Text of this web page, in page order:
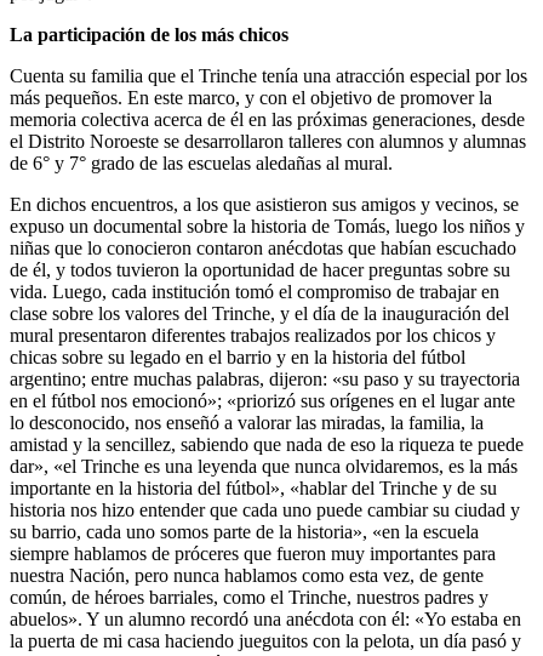
La participación de los más chicos
Cuenta su familia que el Trinche tenía una atracción especial por los
más pequeños. En este marco, y con el objetivo de promover la
memoria colectiva acerca de él en las próximas generaciones, desde
el Distrito Noroeste se desarrollaron talleres con alumnos y alumnas
de 6° y 7° grado de las escuelas aledañas al mural.
En dichos encuentros, a los que asistieron sus amigos y vecinos, se
expuso un documental sobre la historia de Tomás, luego los niños y
niñas que lo conocieron contaron anécdotas que habían escuchado
de él, y todos tuvieron la oportunidad de hacer preguntas sobre su
vida. Luego, cada institución tomó el compromiso de trabajar en
clase sobre los valores del Trinche, y el día de la inauguración del
mural presentaron diferentes trabajos realizados por los chicos y
chicas sobre su legado en el barrio y en la historia del fútbol
argentino; entre muchas palabras, dijeron: «su paso y su trayectoria
en el fútbol nos emocionó»; «priorizó sus orígenes en el lugar ante
lo desconocido, nos enseñó a valorar las miradas, la familia, la
amistad y la sencillez, sabiendo que nada de eso la riqueza te puede
dar», «el Trinche es una leyenda que nunca olvidaremos, es la más
importante en la historia del fútbol», «hablar del Trinche y de su
historia nos hizo entender que cada uno puede cambiar su ciudad y
su barrio, cada uno somos parte de la historia», «en la escuela
siempre hablamos de próceres que fueron muy importantes para
nuestra Nación, pero nunca hablamos como esta vez, de gente
común, de héroes barriales, como el Trinche, nuestros padres y
abuelos». Y un alumno recordó una anécdota con él: «Yo estaba en
la puerta de mi casa haciendo jueguitos con la pelota, un día pasó y